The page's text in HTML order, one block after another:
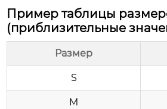
Пример таблицы
(приблизительные
Размер
S
M